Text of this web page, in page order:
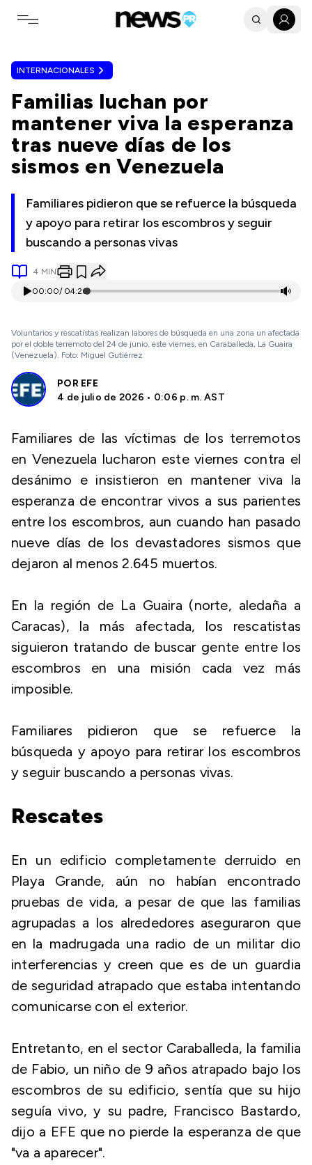
Toggle navigation menu
INTERNACIONALES
Familias luchan por
mantener viva la esperanza
tras nueve días de los
sismos en Venezuela
Familiares pidieron que se refuerce la búsqueda
y apoyo para retirar los escombros y seguir
buscando a personas vivas
4 MIN
00:00/ 04:26
Voluntarios y rescatistas realizan labores de búsqueda en una zona un afectada
por el doble terremoto del 24 de junio, este viernes, en Caraballeda, La Guaira
(Venezuela). Foto: Miguel Gutiérrez
POR EFE
4 de julio de 2026 • 0:06 p. m. AST
Familiares de las víctimas de los terremotos
en Venezuela lucharon este viernes contra el
desánimo e insistieron en mantener viva la
esperanza de encontrar vivos a sus parientes
entre los escombros, aun cuando han pasado
nueve días de los devastadores sismos que
dejaron al menos 2.645 muertos.
En la región de La Guaira (norte, aledaña a
Caracas), la más afectada, los rescatistas
siguieron tratando de buscar gente entre los
escombros en una misión cada vez más
imposible.
Familiares pidieron que se refuerce la
búsqueda y apoyo para retirar los escombros
y seguir buscando a personas vivas.
Rescates
En un edificio completamente derruido en
Playa Grande, aún no habían encontrado
pruebas de vida, a pesar de que las familias
agrupadas a los alrededores aseguraron que
en la madrugada una radio de un militar dio
interferencias y creen que es de un guardia
de seguridad atrapado que estaba intentando
comunicarse con el exterior.
Entretanto, en el sector Caraballeda, la familia
de Fabio, un niño de 9 años atrapado bajo los
escombros de su edificio, sentía que su hijo
seguía vivo, y su padre, Francisco Bastardo,
dijo a EFE que no pierde la esperanza de que
"va a aparecer".